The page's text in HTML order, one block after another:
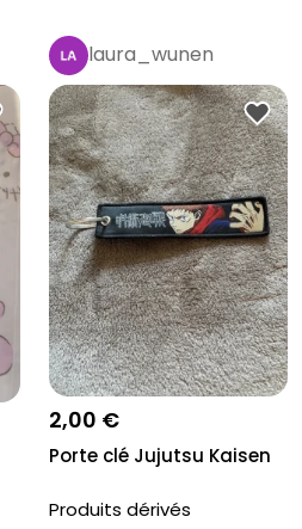
laura_wunen
2,00 €
Porte clé Jujutsu Kaisen
Produits dérivés